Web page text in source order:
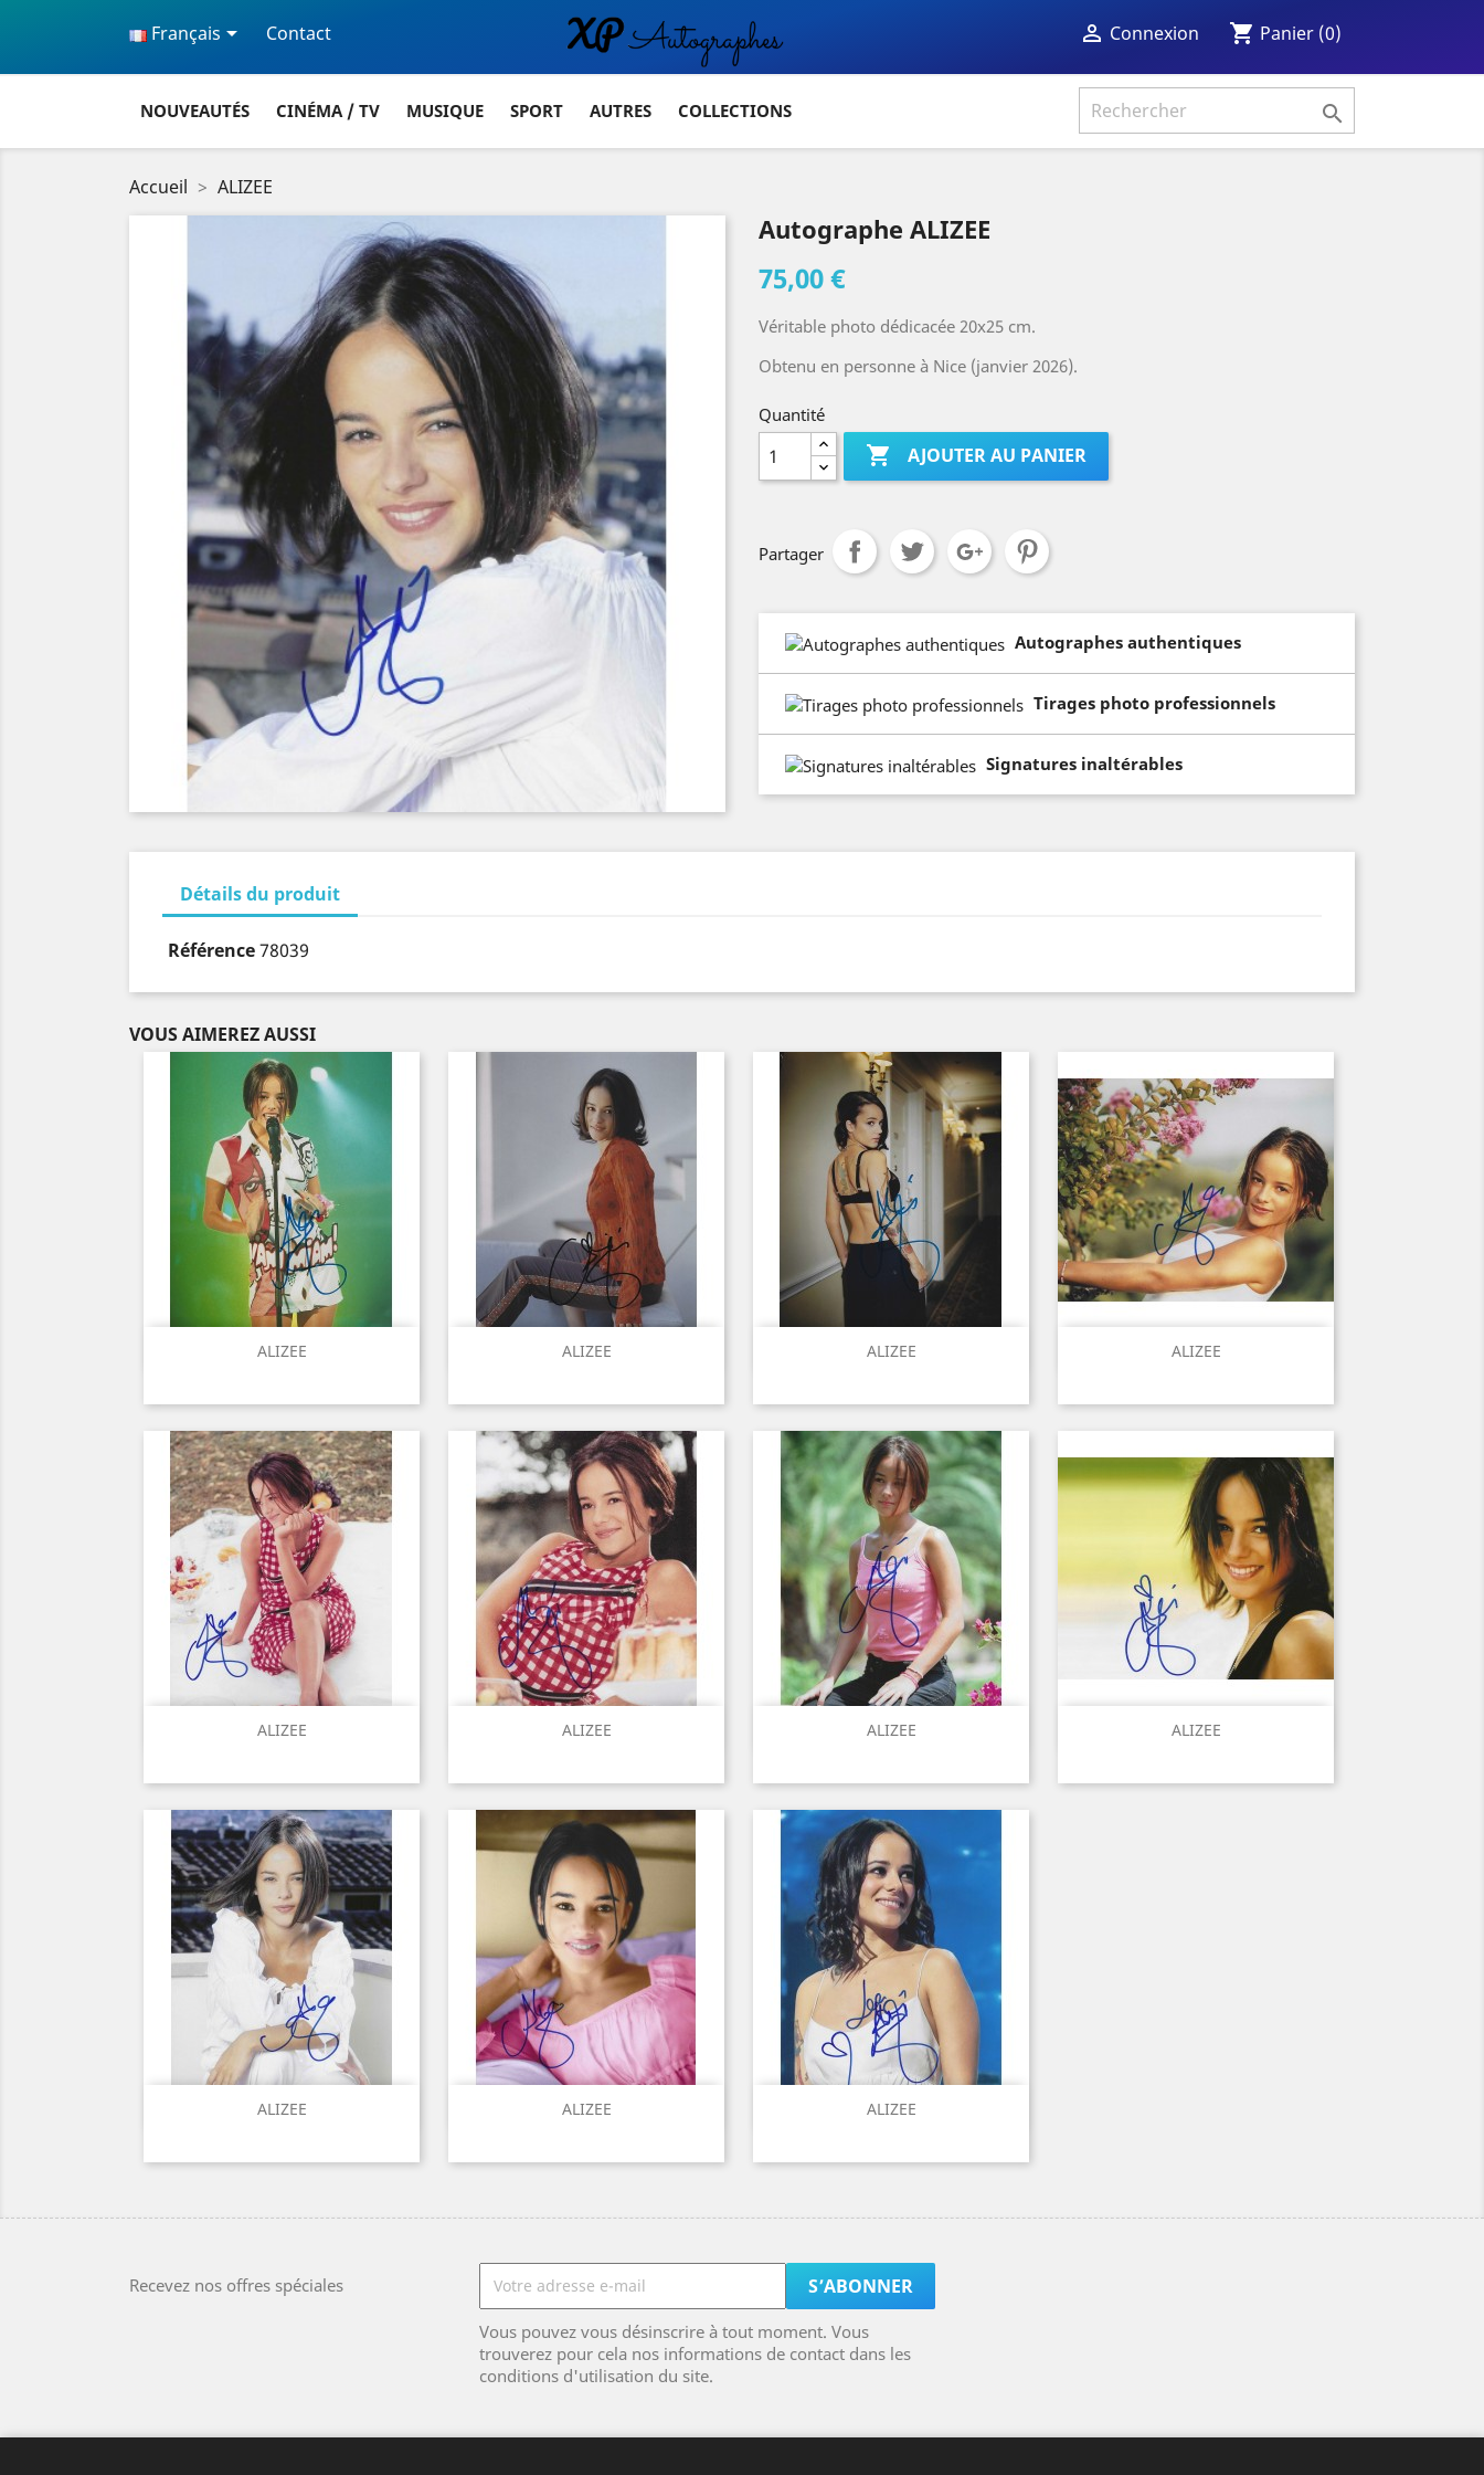
Français Contact  Connexion shopping_cart Panier (0)
NOUVEAUTÉS CINÉMA / TV MUSIQUE SPORT AUTRES COLLECTIONS 
Accueil ALIZEE
Autographe ALIZEE
75,00 €
Véritable photo dédicacée 20x25 cm.
Obtenu en personne à Nice (janvier 2026).
Quantité
 AJOUTER AU PANIER
Partager
Autographes authentiques
Tirages photo professionnels
Signatures inaltérables
Détails du produit
Référence78039
VOUS AIMEREZ AUSSI
ALIZEE
Aperçu rapide ALIZEE
Aperçu rapide ALIZEE
Aperçu rapide ALIZEE
Aperçu rapide
ALIZEE
Aperçu rapide ALIZEE
Aperçu rapide ALIZEE
Aperçu rapide ALIZEE
Aperçu rapide
ALIZEE
Aperçu rapide ALIZEE
Aperçu rapide ALIZEE
Aperçu rapide
Recevez nos offres spéciales
Vous pouvez vous désinscrire à tout moment. Vous
trouverez pour cela nos informations de contact dans les
conditions d'utilisation du site.